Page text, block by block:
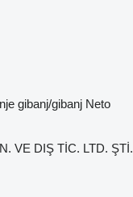
gibanj/gibanj Neto
VE DIŞ TİC. LTD. ŞTİ.